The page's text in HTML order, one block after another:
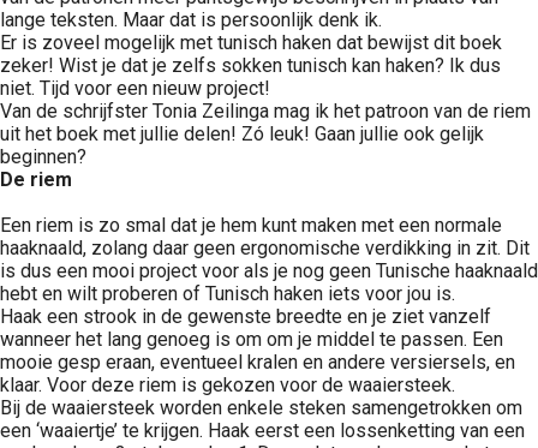
lange teksten. Maar dat is persoonlijk denk ik.
Er is zoveel mogelijk met tunisch haken dat bewijst dit boek
zeker! Wist je dat je zelfs sokken tunisch kan haken? Ik dus
niet. Tijd voor een nieuw project!
Van de schrijfster Tonia Zeilinga mag ik het patroon van de riem
uit het boek met jullie delen! Zó leuk! Gaan jullie ook gelijk
beginnen?
De riem
Een riem is zo smal dat je hem kunt maken met een normale
haaknaald, zolang daar geen ergonomische verdikking in zit. Dit
is dus een mooi project voor als je nog geen Tunische haaknaald
hebt en wilt proberen of Tunisch haken iets voor jou is.
Haak een strook in de gewenste breedte en je ziet vanzelf
wanneer het lang genoeg is om om je middel te passen. Een
mooie gesp eraan, eventueel kralen en andere versiersels, en
klaar. Voor deze riem is gekozen voor de waaiersteek.
Bij de waaiersteek worden enkele steken samengetrokken om
een ‘waaiertje’ te krijgen. Haak eerst een lossenketting van een